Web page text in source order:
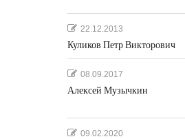
22.12.2013
Куликов Петр Викторович
08.09.2017
Алексей Музычкин
09.02.2020